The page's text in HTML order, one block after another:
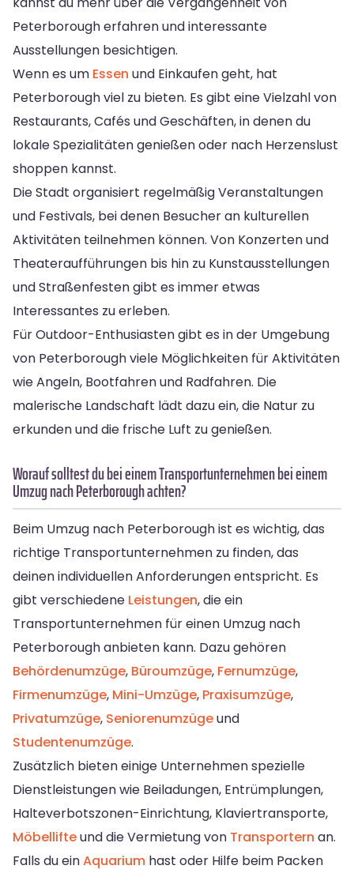
Peterborough erfahren und interessante
Ausstellungen besichtigen.
Wenn es um Essen und Einkaufen geht, hat
Peterborough viel zu bieten. Es gibt eine Vielzahl von
Restaurants, Cafés und Geschäften, in denen du
lokale Spezialitäten genießen oder nach Herzenslust
shoppen kannst.
Die Stadt organisiert regelmäßig Veranstaltungen
und Festivals, bei denen Besucher an kulturellen
Aktivitäten teilnehmen können. Von Konzerten und
Theateraufführungen bis hin zu Kunstausstellungen
und Straßenfesten gibt es immer etwas
Interessantes zu erleben.
Für Outdoor-Enthusiasten gibt es in der Umgebung
von Peterborough viele Möglichkeiten für Aktivitäten
wie Angeln, Bootfahren und Radfahren. Die
malerische Landschaft lädt dazu ein, die Natur zu
erkunden und die frische Luft zu genießen.
Worauf solltest du bei einem Transportunternehmen bei einem
Umzug nach Peterborough achten?
Beim Umzug nach Peterborough ist es wichtig, das
richtige Transportunternehmen zu finden, das
deinen individuellen Anforderungen entspricht. Es
gibt verschiedene Leistungen, die ein
Transportunternehmen für einen Umzug nach
Peterborough anbieten kann. Dazu gehören
Behördenumzüge, Büroumzüge, Fernumzüge,
Firmenumzüge, Mini-Umzüge, Praxisumzüge,
Privatumzüge, Seniorenumzügeund
Studentenumzüge.
Zusätzlich bieten einige Unternehmen spezielle
Dienstleistungen wie Beiladungen, Entrümplungen,
Halteverbotszonen-Einrichtung, Klaviertransporte,
Möbellifteund die Vermietung von Transportern an.
Falls du einAquarium hast oder Hilfe beim Packen